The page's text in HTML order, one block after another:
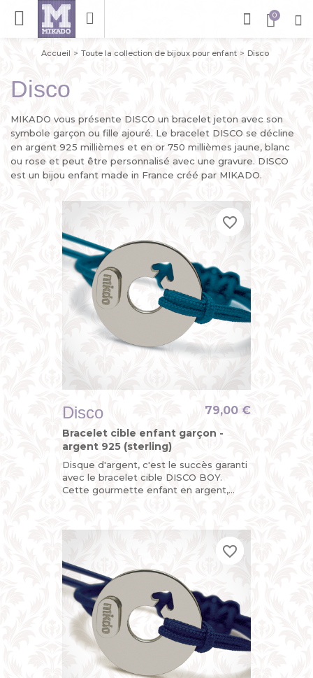
Accueil Toute la collection de bijoux pour enfant Disco
Disco
MIKADO vous présente DISCO un bracelet jeton avec son
symbole garçon ou fille ajouré. Le bracelet DISCO se décline
en argent 925 millièmes et en or 750 millièmes jaune, blanc
ou rose et peut être personnalisé avec une gravure. DISCO
est un bijou enfant made in France créé par MIKADO.
Disco
Bracelet cible enfant garçon -
argent 925 (sterling)
Disque d'argent, c'est le succès garanti
avec le bracelet cible DISCO BOY.
Cette gourmette enfant en argent,
79,00 €
favorite_border
favorite_border
favorite_border
favorite_border
favorite_border
favorite_border